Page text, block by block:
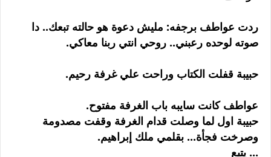
ردت عواطف برجفه: مليش دعوة هو حالته تبعك.. دا
صوته لوحده رعبني.. روحي انتي ربنا معاكي.
حبيبة قفلت الكتاب وراحت علي غرفة رحيم.
عواطف كانت سايبه باب الغرفة مفتوح.
حبيبة اول لما وصلت قدام الغرفة وقفت مصدومة
وصرخت فجأة... بقلمي ملك إبراهيم.
... يتبع